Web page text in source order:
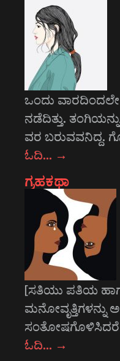
ಒಂದು
ನಡೆದಿತ್ತು.
ವರ ಬರುವವನಿದ್ದ.
ಓದಿ… →
ಗ್ರಹಕಥಾ
[ಸತಿಯು ಪತಿಯ
ಮನೋವೃತ್ತಿಗಳನ್ನು
ಸಂತೋಷಗೊಳಿಸಿದರೆ
ಓದಿ… →